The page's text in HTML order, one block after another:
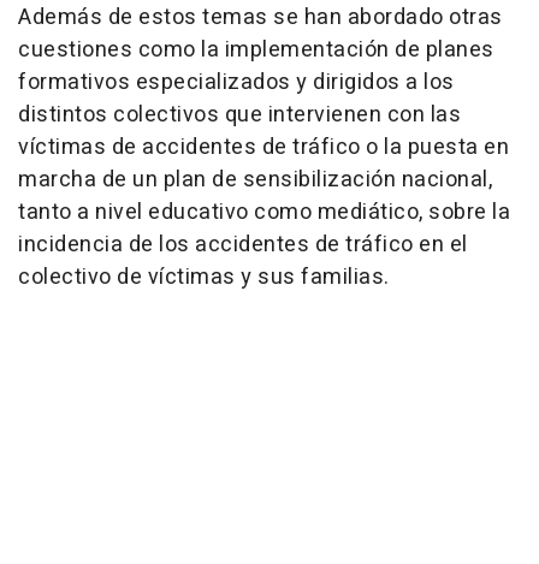
Además de estos temas se han abordado otras
cuestiones como la implementación de planes
formativos especializados y dirigidos a los
distintos colectivos que intervienen con las
víctimas de accidentes de tráfico o la puesta en
marcha de un plan de sensibilización nacional,
tanto a nivel educativo como mediático, sobre la
incidencia de los accidentes de tráfico en el
colectivo de víctimas y sus familias.